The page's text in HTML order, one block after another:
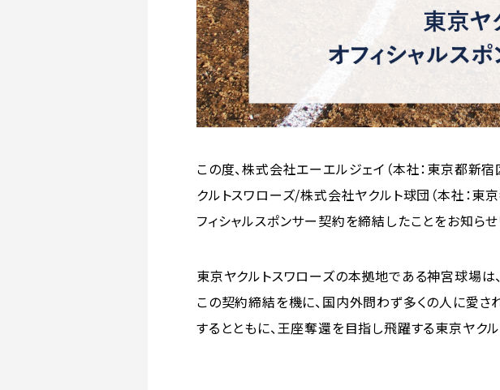
この度、株式会社エーエルジェイ（本社：東京都新
クルトスワローズ/株式会社ヤクルト球団（本社：
フィシャルスポンサー契約を締結したことをお知らせ
東京ヤクルトスワローズの本拠地である神宮球場は
この契約締結を機に、国内外問わず多くの人に愛
するとともに、王座奪還を目指し飛躍する東京ヤク